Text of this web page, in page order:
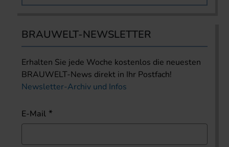
BRAUWELT-NEWSLETTER
Erhalten Sie jede Woche kostenlos die neuesten
BRAUWELT-News direkt in Ihr Postfach!
Newsletter-Archiv und Infos
E-Mail